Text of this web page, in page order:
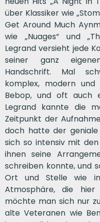
über Klassiker wie
Get Around Much
wie „Nuages“ und
Legrand versieht jede
seiner ganz
Handschrift. Mal
komplex, modern
Bebop, und oft auch
Legrand kannte die
Zeitpunkt der
doch hatte der
sich so intensiv mit
ihnen seine
schreiben konnte, und
Ort und Stelle wie
Atmosphäre, die
möchte man sich nur
alte Veteranen wie